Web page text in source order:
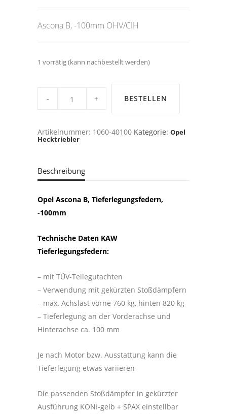
Ascona B, -100mm OHV/CIH
1 vorrätig (kann nachbestellt werden)
FEDERN,
quantity
BESTELLEN
Artikelnummer: 1060-40100 Kategorie: Opel
Hecktriebler
Beschreibung
Opel Ascona B, Tieferlegungsfedern,
-100mm
Technische Daten KAW
Tieferlegungsfedern:
– mit TÜV-Teilegutachten
– Verwendung mit gekürzten Stoßdämpfern
– max. Achslast vorne 760 kg, hinten 820 kg
– Tieferlegung an der Vorderachse und
Hinterachse ca. 100 mm
Je nach Motor bzw. Ausstattung kann die
Tieferlegung etwas variieren
Die passenden Stoßdämpfer in gekürzter
Ausführung KONI-gelb + SPAX einstellbar